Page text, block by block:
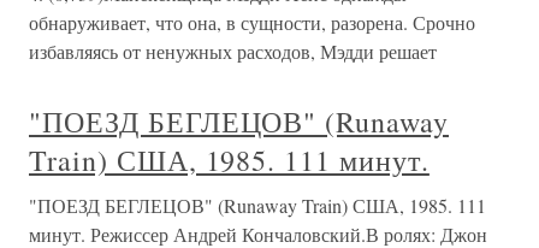
обнаруживает, что она, в сущности, разорена. Срочно
избавляясь от ненужных расходов, Мэдди решает
"ПОЕЗД БЕГЛЕЦОВ" (Runaway
Train) США, 1985. 111 минут.
"ПОЕЗД БЕГЛЕЦОВ" (Runaway Train) США, 1985. 111
минут. Режиссер Андрей Кончаловский.В ролях: Джон